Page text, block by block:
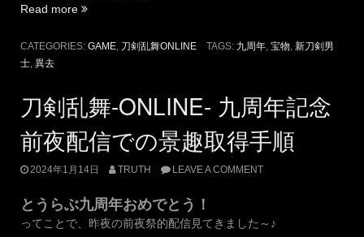
Read more “祝！
剣
周
と
合
戦
場
「異
CATEGORIES: GAME 刀剣乱舞ONLINE TAGS: 九周年, 宝物 新刀剣男
士 異去
刀剣乱舞-ONLINE- 九周年記念
前夜配信での景趣取得手順
2024年1月14日 TRUTH LEAVE A COMMENT
とうらぶ九周年おめでとう！
ってことで、昨夜の前夜祭的配信見てきました～♪